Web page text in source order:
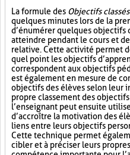
La formule des Objectifs classés
quelques minutes lors de la
d’énumérer quelques objectifs
atteindre pendant le cours et
relative. Cette activité permet
quel point les objectifs
correspondent aux objectifs
est également en mesure de
objectifs des élèves selon leur
propre classement des
l’enseignant peut ensuite
d’accroître la motivation des
liens entre leurs objectifs
Cette technique permet
cibler et à préciser leurs